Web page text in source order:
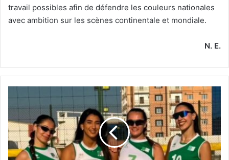
travail possibles afin de défendre les couleurs nationales
avec ambition sur les scènes continentale et mondiale.
N. E.
(Zone
1)
-
-